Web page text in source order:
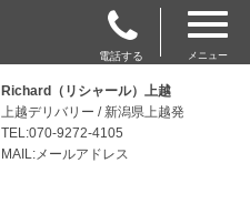
電話する メニュー
Richard（リシャール）上越
上越デリバリー / 新潟県上越発
TEL:070-9272-4105
MAIL:メールアドレス